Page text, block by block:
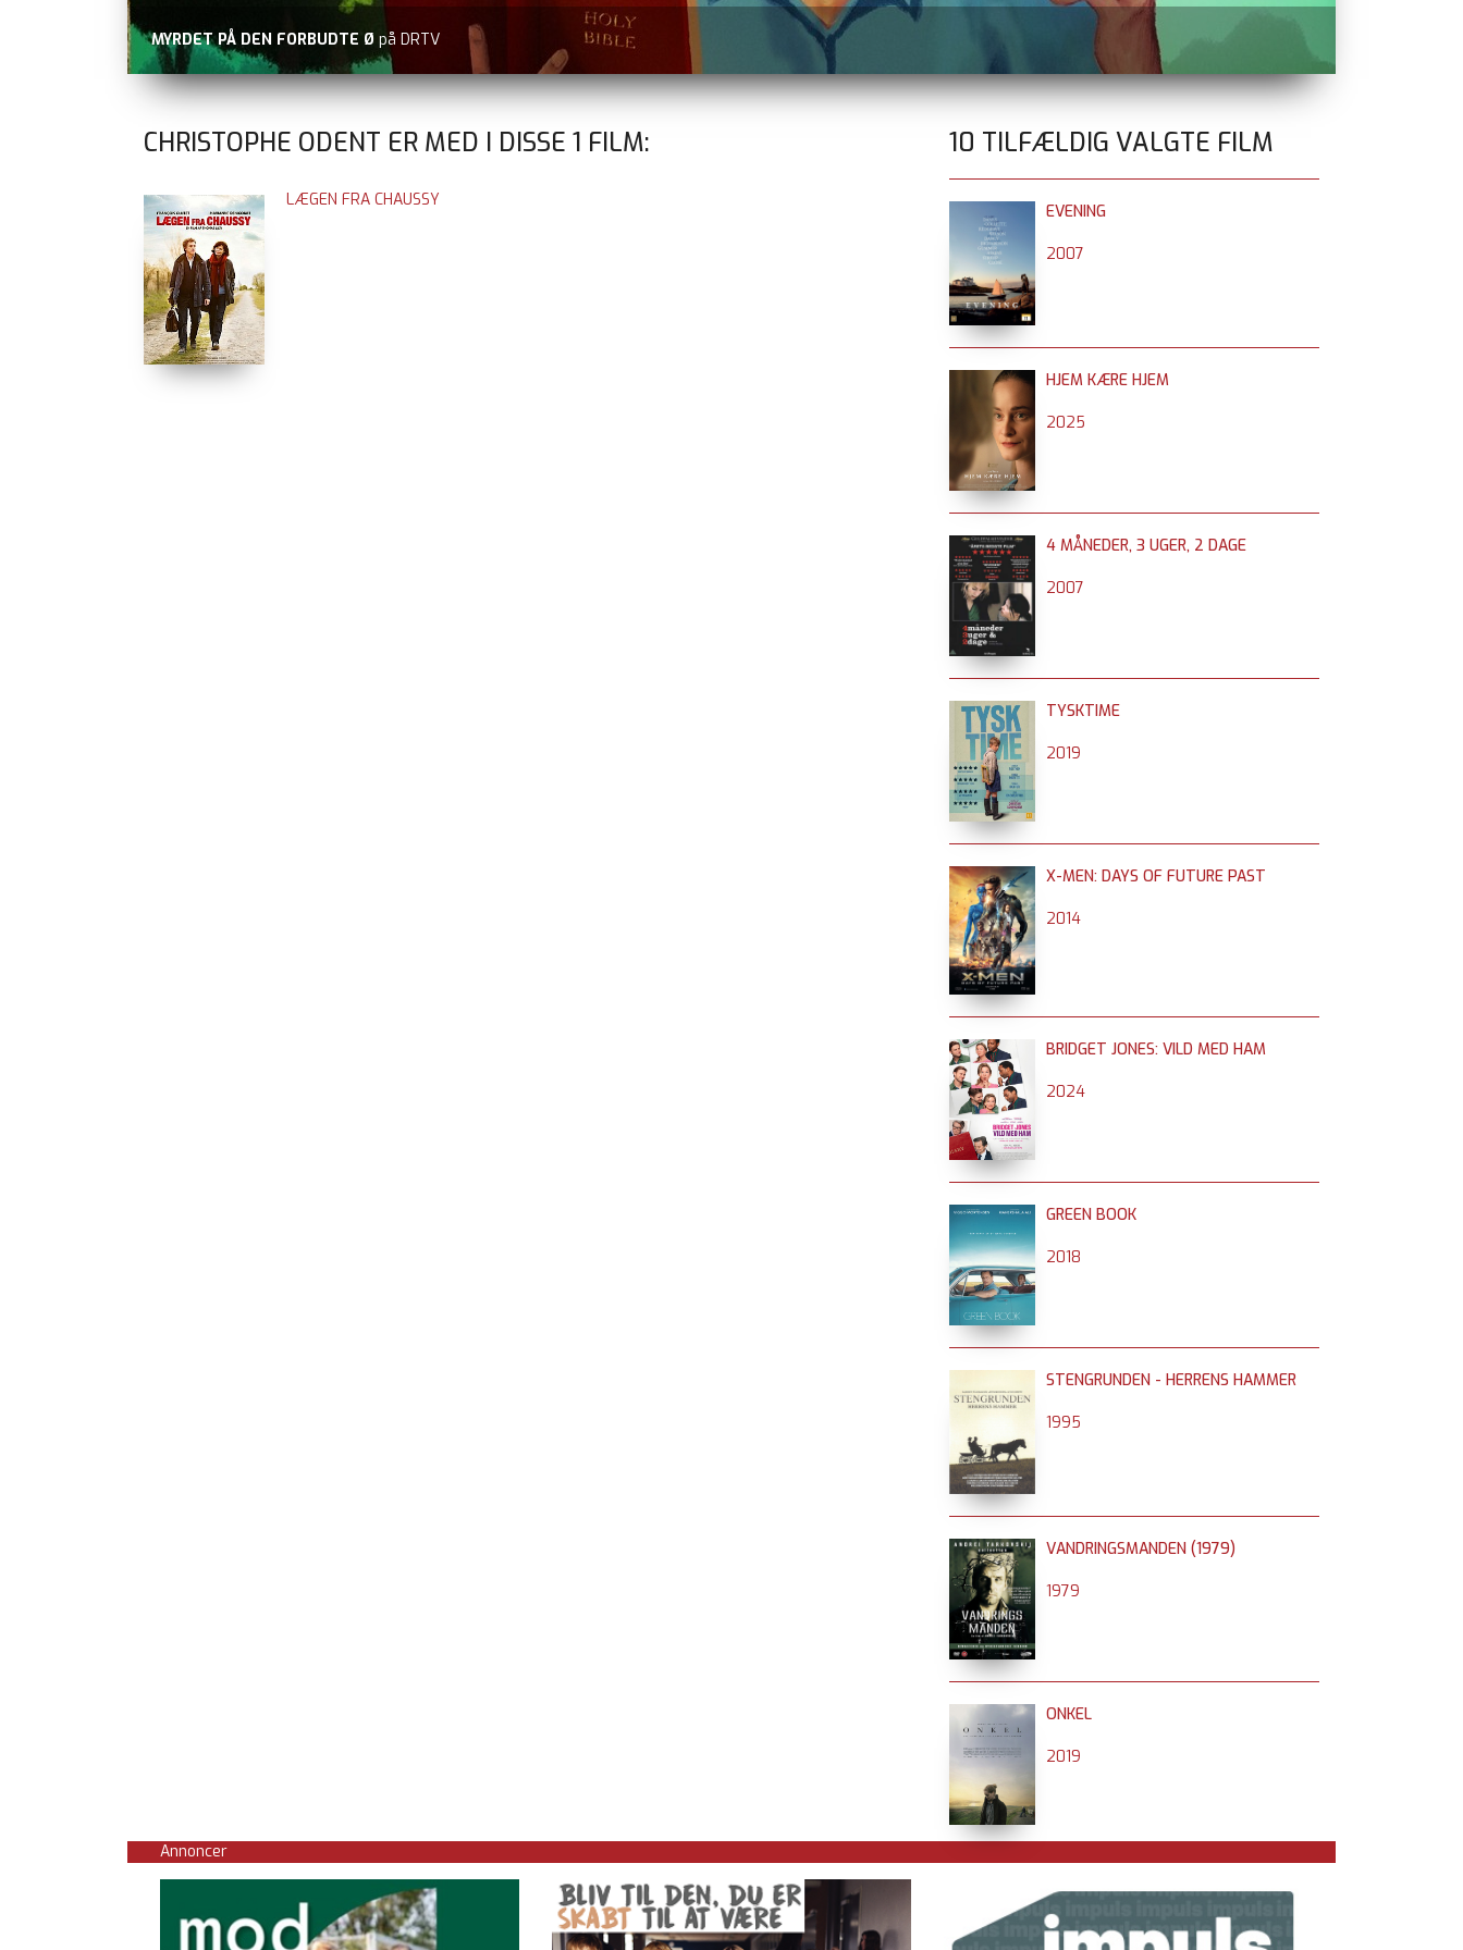
MYRDET PÅ DEN FORBUDTE Ø på DRTV
CHRISTOPHE ODENT ER MED I DISSE 1 FILM:
LÆGEN FRA CHAUSSY
10 TILFÆLDIG VALGTE FILM
EVENING
2007
HJEM KÆRE HJEM
2025
4 MÅNEDER, 3 UGER, 2 DAGE
2007
TYSKTIME
2019
X-MEN: DAYS OF FUTURE PAST
2014
BRIDGET JONES: VILD MED HAM
2024
GREEN BOOK
2018
STENGRUNDEN - HERRENS HAMMER
1995
VANDRINGSMANDEN (1979)
1979
ONKEL
2019
Annoncer